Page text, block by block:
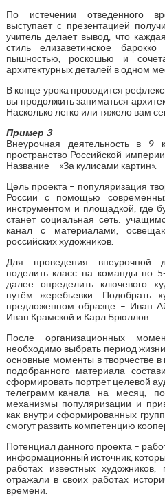
По истечении отведенного
выступает с презентацией
учитель делает вывод, что
стиль елизаветинское
пышностью, роскошью и
архитектурных деталей в одном
В конце урока проводится
вы продолжить заниматься
Насколько легко или тяжело вам
Пример 3
Внеурочная деятельность в 9
пространство Российской
Название – «За кулисами картин».
Цель проекта – популяризация
России с помощью
инструментом и площадкой, где
станет социальная сеть:
канал с материалами,
российских художников.
Для проведения внеурочной
поделить класс на команды по
далее определить ключевого
путём жеребьевки. Подобрать
предложенном образце – Иван
Иван Крамской и Карл Брюллов.
После организационных
необходимо выбрать период
основные моменты в творчестве
подобранного материала
сформировать портрет целевой
телеграмм-канала на месяц,
механизмы популяризации и
как внутри сформированных
смогут развить компетенцию
Потенциал данного проекта –
информационный источник,
работах известных художников,
отражали в своих работах
времени.